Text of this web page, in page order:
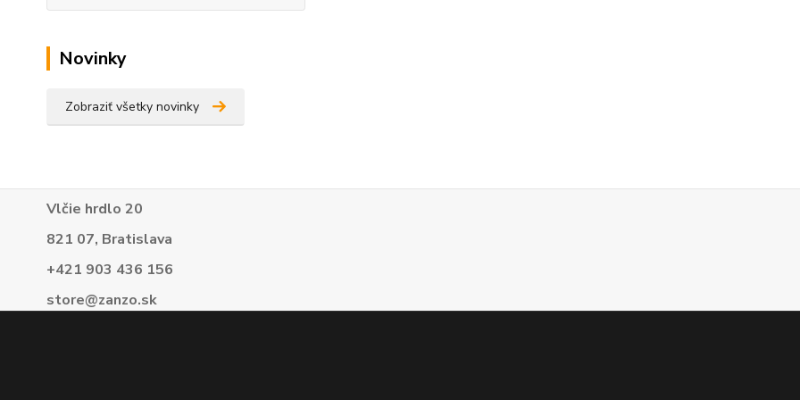
Novinky
Zobraziť všetky novinky
Vlčie hrdlo 20
821 07, Bratislava
+421 903 436 156
store@zanzo.sk